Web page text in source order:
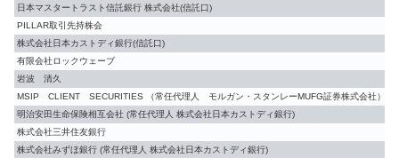
日本マスタートラスト信託銀行 株式会社(信託口)
PILLAR取引先持株会
株式会社日本カストディ銀行(信託口)
有限会社ロックウェーブ
岩波 清久
MSIP CLIENT SECURITIES （常任代理人 モルガン・スタンレーMUFG証券株式会社）
明治安田生命保険相互会社 (常任代理人 株式会社日本カストディ銀行)
株式会社三井住友銀行
株式会社みずほ銀行 (常任代理人 株式会社日本カストディ銀行)